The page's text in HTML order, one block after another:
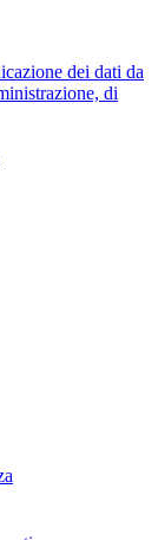
dei dati da
di